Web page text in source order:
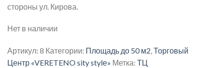
стороны ул. Кирова.
Нет в наличии
Артикул: 8 Категории: Площадь до 50 м2,Торговый
Центр «VERETENO sity stylе» Метка: ТЦ